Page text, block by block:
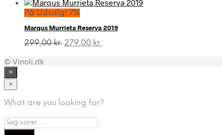
På Udsalg! 7%
Marqus Murrieta Reserva 2019
299,00kr. Den
279,00 kr.
© Vinoli.dk
×
×
What are you looking for?